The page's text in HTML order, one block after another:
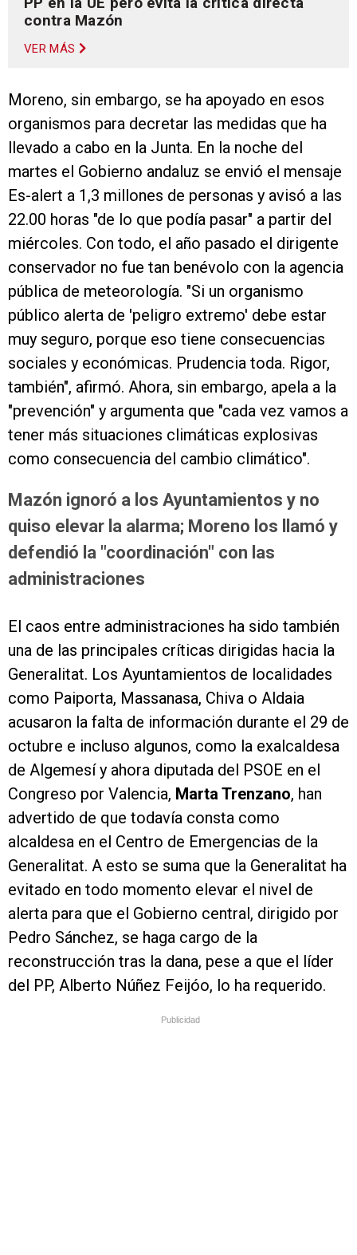
contra Mazón
VER MÁS
Moreno, sin embargo, se ha apoyado en esos
organismos para decretar las medidas que ha
llevado a cabo en la Junta. En la noche del
martes el Gobierno andaluz se envió el mensaje
Es-alert a 1,3 millones de personas y avisó a las
22.00 horas "de lo que podía pasar" a partir del
miércoles. Con todo, el año pasado el dirigente
conservador no fue tan benévolo con la agencia
pública de meteorología. "Si un organismo
público alerta de 'peligro extremo' debe estar
muy seguro, porque eso tiene consecuencias
sociales y económicas. Prudencia toda. Rigor,
también", afirmó. Ahora, sin embargo, apela a la
"prevención" y argumenta que "cada vez vamos a
tener más situaciones climáticas explosivas
como consecuencia del cambio climático".
Mazón ignoró a los Ayuntamientos y no
quiso elevar la alarma; Moreno los llamó y
defendió la "coordinación" con las
administraciones
El caos entre administraciones ha sido también
una de las principales críticas dirigidas hacia la
Generalitat. Los Ayuntamientos de localidades
como Paiporta, Massanasa, Chiva o Aldaia
acusaron la falta de información durante el 29 de
octubre e incluso algunos, como la exalcaldesa
de Algemesí y ahora diputada del PSOE en el
Congreso por Valencia, Marta Trenzano, han
advertido de que todavía consta como
alcaldesa en el Centro de Emergencias de la
Generalitat. A esto se suma que la Generalitat ha
evitado en todo momento elevar el nivel de
alerta para que el Gobierno central, dirigido por
Pedro Sánchez, se haga cargo de la
reconstrucción tras la dana, pese a que el líder
del PP, Alberto Núñez Feijóo, lo ha requerido.
Publicidad